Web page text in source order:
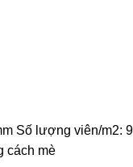
Số lượng viên/m2: 9
cách mè